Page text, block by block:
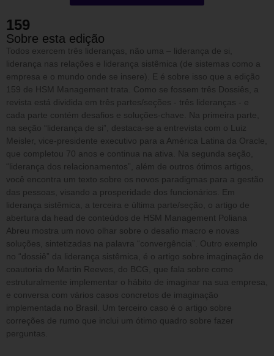
159
Sobre esta edição
Todos exercem três lideranças, não uma – liderança de si,
liderança nas relações e liderança sistêmica (de sistemas como a
empresa e o mundo onde se insere). E é sobre isso que a edição
159 de HSM Management trata. Como se fossem três Dossiês, a
revista está dividida em três partes/seções - três lideranças - e
cada parte contém desafios e soluções-chave. Na primeira parte,
na seção “liderança de si”, destaca-se a entrevista com o Luiz
Meisler, vice-presidente executivo para a América Latina da Oracle,
que completou 70 anos e continua na ativa. Na segunda seção,
“liderança dos relacionamentos”, além de outros ótimos artigos,
você encontra um texto sobre os novos paradigmas para a gestão
das pessoas, visando a prosperidade dos funcionários. Em
liderança sistêmica, a terceira e última parte/seção, o artigo de
abertura da head de conteúdos de HSM Management Poliana
Abreu mostra um novo olhar sobre o desafio macro e novas
soluções, sintetizadas na palavra “convergência”. Outro exemplo
no “dossiê” da liderança sistêmica, é o artigo sobre imaginação de
coautoria do Martin Reeves, do BCG, que fala sobre como
estruturalmente implementar o hábito de imaginar na sua empresa,
e conversa com vários casos concretos de imaginação
implementada no Brasil. Um terceiro caso é o artigo sobre
correções de rumo que inclui um ótimo quadro sobre fazer
perguntas.